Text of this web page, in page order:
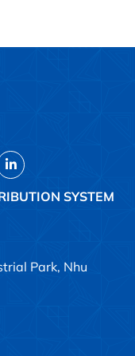
SYSTEM
Park, Nhu